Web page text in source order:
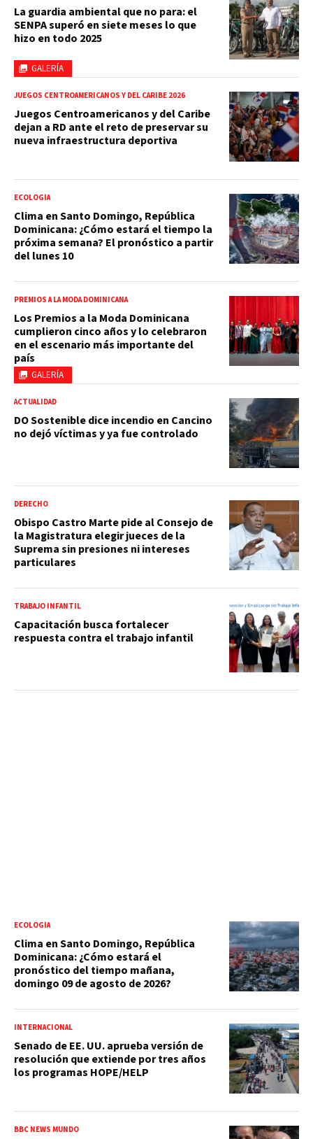
GALERÍA
La guardia ambiental que no para: el
SENPA superó en siete meses lo que
hizo en todo 2025
JUEGOS CENTROAMERICANOS Y DEL CARIBE 2026
Juegos Centroamericanos y del Caribe
dejan a RD ante el reto de preservar su
nueva infraestructura deportiva
ECOLOGÍA
Clima en Santo Domingo, República
Dominicana: ¿Cómo estará el tiempo la
próxima semana? El pronóstico a partir
del lunes 10
GALERÍA
PREMIOS A LA MODA DOMINICANA
Los Premios a la Moda Dominicana
cumplieron cinco años y lo celebraron
en el escenario más importante del
país
ACTUALIDAD
DO Sostenible dice incendio en Cancino
no dejó víctimas y ya fue controlado
DERECHO
Obispo Castro Marte pide al Consejo de
la Magistratura elegir jueces de la
Suprema sin presiones ni intereses
particulares
TRABAJO INFANTIL
Capacitación busca fortalecer
respuesta contra el trabajo infantil
ECOLOGÍA
Clima en Santo Domingo, República
Dominicana: ¿Cómo estará el
pronóstico del tiempo mañana,
domingo 09 de agosto de 2026?
INTERNACIONAL
Senado de EE. UU. aprueba versión de
resolución que extiende por tres años
los programas HOPE/HELP
BBC NEWS MUNDO